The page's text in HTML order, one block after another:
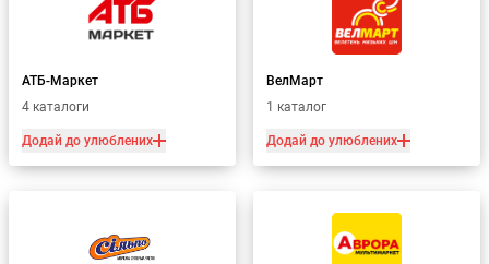
АТБ-Маркет
4 каталоги
Додай до улюблених
ВелМарт
1 каталог
Додай до улюблених